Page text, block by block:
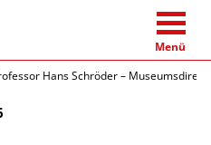
Menü
Hans Schröder –